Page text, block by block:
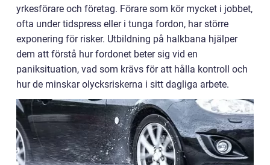
yrkesförare och företag. Förare som kör mycket i jobbet,
ofta under tidspress eller i tunga fordon, har större
exponering för risker. Utbildning på halkbana hjälper
dem att förstå hur fordonet beter sig vid en
paniksituation, vad som krävs för att hålla kontroll och
hur de minskar olycksriskerna i sitt dagliga arbete.